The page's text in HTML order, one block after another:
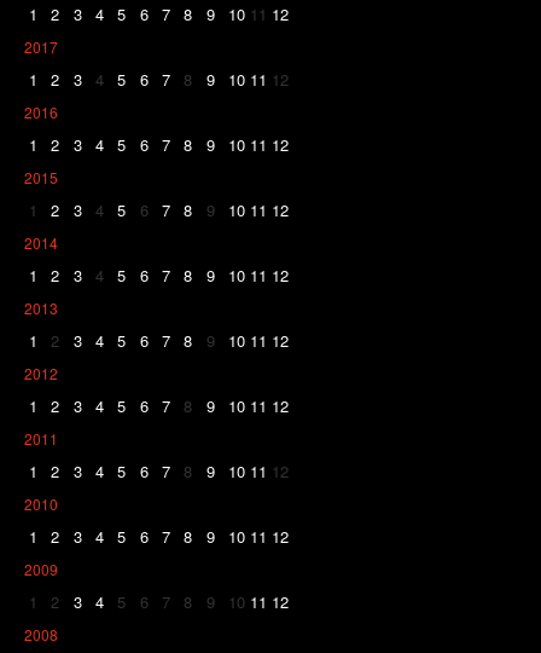
1 2 3 4 5 6 7 8 9 10 11 12
2017
1 2 3 4 5 6 7 8 9 10 11 12
2016
1 2 3 4 5 6 7 8 9 10 11 12
2015
1 2 3 4 5 6 7 8 9 10 11 12
2014
1 2 3 4 5 6 7 8 9 10 11 12
2013
1 2 3 4 5 6 7 8 9 10 11 12
2012
1 2 3 4 5 6 7 8 9 10 11 12
2011
1 2 3 4 5 6 7 8 9 10 11 12
2010
1 2 3 4 5 6 7 8 9 10 11 12
2009
1 2 3 4 5 6 7 8 9 10 11 12
2008